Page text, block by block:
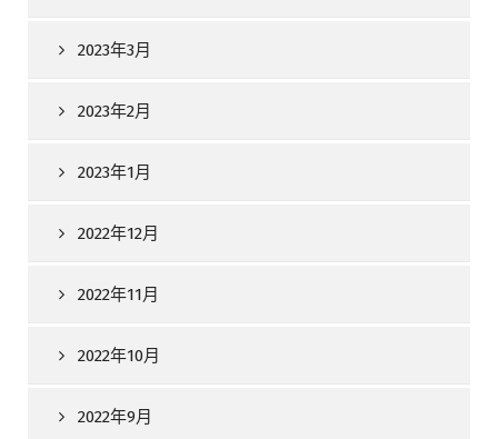
2023年3月
2023年2月
2023年1月
2022年12月
2022年11月
2022年10月
2022年9月